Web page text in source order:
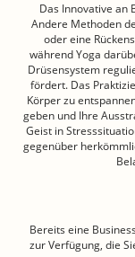
Das Innovative an
Andere Methoden
oder eine
während Yoga
Drüsensystem
fördert. Das
Körper zu
geben und Ihre
Geist in
gegenüber
Bereits eine
zur Verfügung, die